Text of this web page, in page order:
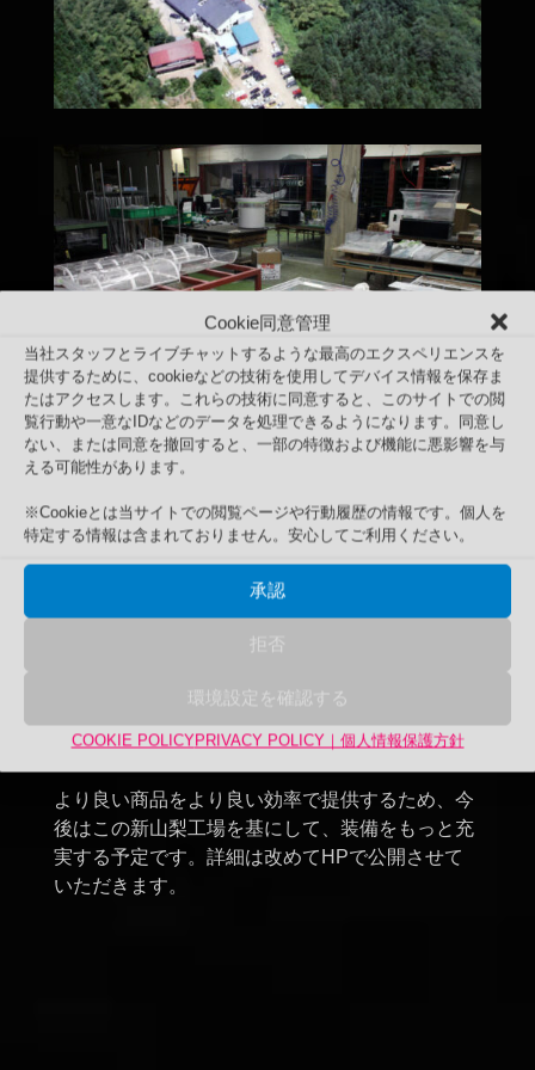
Cookie同意管理
当社スタッフとライブチャットするような最高のエクスペリエンスを
提供するために、cookieなどの技術を使用してデバイス情報を保存ま
たはアクセスします。これらの技術に同意すると、このサイトでの閲
覧行動や一意なIDなどのデータを処理できるようになります。同意し
ない、または同意を撤回すると、一部の特徴および機能に悪影響を与
える可能性があります。
※Cookieとは当サイトでの閲覧ページや行動履歴の情報です。個人を
特定する情報は含まれておりません。安心してご利用ください。
承認
拒否
環境設定を確認する
COOKIE POLICYPRIVACY POLICY｜個人情報保護方針
より良い商品をより良い効率で提供するため、今
後はこの新山梨工場を基にして、装備をもっと充
実する予定です。詳細は改めてHPで公開させて
いただきます。